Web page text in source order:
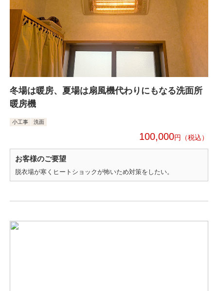
冬場は暖房、夏場は扇風機代わりにもなる洗面所
暖房機
小工事 洗面
100,000円
お客様のご要望
脱衣場が寒くヒートショックが怖いため対策をしたい。